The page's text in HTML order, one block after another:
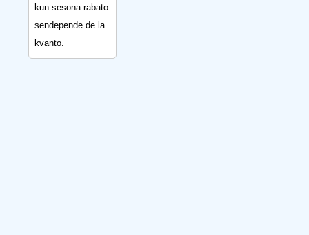
kun sesona rabato
sendepende de la
kvanto.